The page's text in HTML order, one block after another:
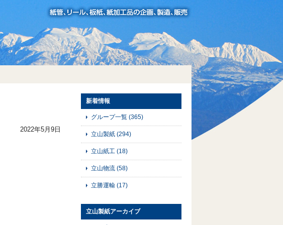
2022年5月9日
新着情報
グループ一覧 (365)
立山製紙 (294)
立山紙工 (18)
立山物流 (58)
立勝運輸 (17)
立山製紙アーカイブ